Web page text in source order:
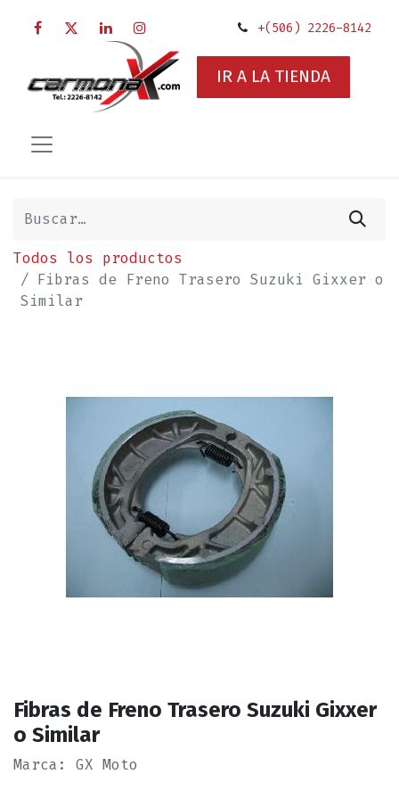
+(506) 2226-8142
IR A LA TIENDA
Todos los productos
Fibras de Freno Trasero Suzuki Gixxer o
Similar
Fibras de Freno Trasero Suzuki Gixxer
o Similar
Marca: GX Moto